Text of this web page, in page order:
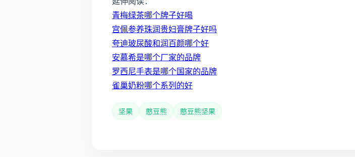
青梅绿茶哪个牌子好喝
宫佩参养珠润贵妇膏牌子好吗
夸迪玻尿酸和润百颜哪个好
安慕希是哪个厂家的品牌
罗西尼手表是哪个国家的品牌
雀巢奶粉哪个系列的好
坚果 憨豆熊 憨豆熊坚果